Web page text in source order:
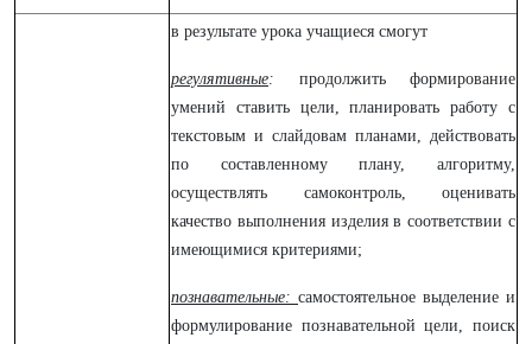
в результате урока учащиеся смогут
регулятивные:
продолжить формирование
умений ставить цели, планировать работу с
текстовым и слайдовам планами, действовать
по составленному плану, алгоритму,
осуществлять самоконтроль, оценивать
качество выполнения изделия в соответствии с
имеющимися критериями;
познавательные: самостоятельное выделение и
формулирование познавательной цели, поиск